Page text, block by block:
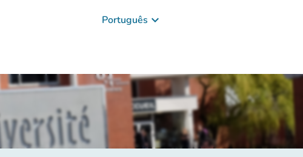
Português keyboard_arrow_down